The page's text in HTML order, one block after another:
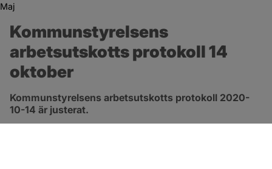
Maj
Kommunstyrelsens
arbetsutskotts protokoll 14
oktober
Kommunstyrelsens arbetsutskotts protokoll 2020-
10-14 är justerat.